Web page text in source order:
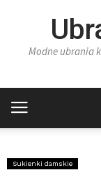
Modne ubrania
Sukienki damskie